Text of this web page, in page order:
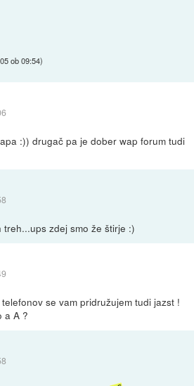
ob 09:54)
:)) drugač pa je dober wap forum tudi
zdej smo že štirje :)
se vam pridružujem tudi jazst !
a A ?